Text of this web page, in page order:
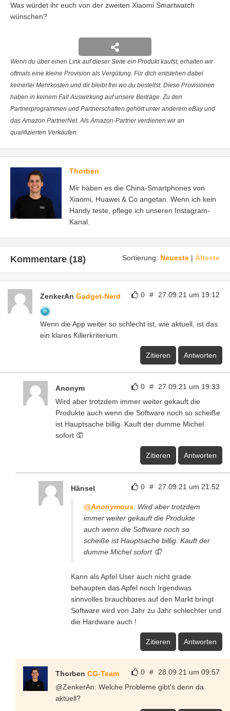
Was würdet ihr euch von der zweiten Xiaomi Smartwatch
wünschen?
Wenn du über einen Link auf dieser Seite ein Produkt kaufst, erhalten wir
oftmals eine kleine Provision als Vergütung. Für dich entstehen dabei
keinerlei Mehrkosten und dir bleibt frei wo du bestellst. Diese Provisionen
haben in keinem Fall Auswirkung auf unsere Beiträge. Zu den
Partnerprogrammen und Partnerschaften gehört unter anderem eBay und
das Amazon PartnerNet. Als Amazon-Partner verdienen wir an
qualifizierten Verkäufen.
Thorben
Mir haben es die China-Smartphones von
Xiaomi, Huawei & Co angetan. Wenn ich kein
Handy teste, pflege ich unseren Instagram-
Kanal.
Sortierung: Neueste | Älteste
Kommentare (18)
0 # 27.09.21 um 19:12
ZenkerAn Gadget-Nerd
Wenn die App weiter so schlecht ist, wie aktuell, ist das
ein klares Killerkriterium.
Zitieren Antworten
0 # 27.09.21 um 19:33
Anonym
Wird aber trotzdem immer weiter gekauft die
Produkte auch wenn die Software noch so scheiße
ist Hauptsache billig. Kauft der dumme Michel
sofort 🤦
Zitieren Antworten
0 # 27.09.21 um 21:52
Hänsel
@Anonymous: Wird aber trotzdem
immer weiter gekauft die Produkte
auch wenn die Software noch so
scheiße ist Hauptsache billig. Kauft der
dumme Michel sofort 🤦
Kann als Apfel User auch nicht grade
behaupten das Apfel noch Irgendwas
sinnvolles brauchbares auf den Markt bringt
Software wird von Jahr zu Jahr schlechter und
die Hardware auch !
Zitieren Antworten
0 # 28.09.21 um 09:57
Thorben CG-Team
@ZenkerAn: Welche Probleme gibt's denn da
aktuell?